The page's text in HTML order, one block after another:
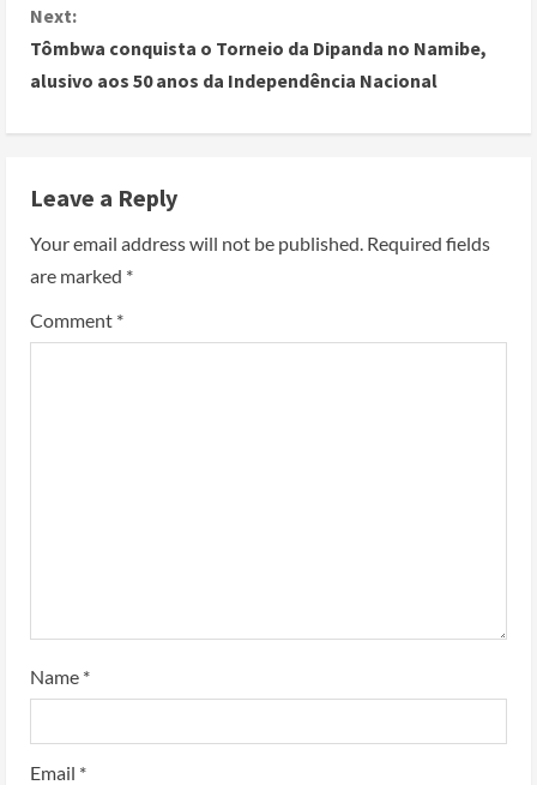
Next:
Tômbwa conquista o Torneio da Dipanda no Namibe,
alusivo aos 50 anos da Independência Nacional
Leave a Reply
Your email address will not be published. Required fields
are marked *
Comment *
Name *
Email *